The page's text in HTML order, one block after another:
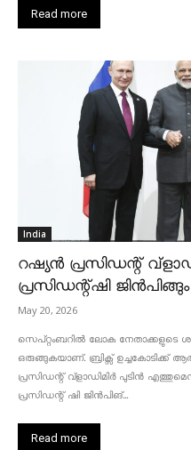
Read more
India
റഷ്യൻ പ്രസിഡന്റ്
പ്രസിഡന്റ്ഷി
May 20, 2026
സെപ്റ്റംബറിൽ ലോക നേതാക്കളുടെ
ഒരുങ്ങുകയാണ്. ബ്രിക്സ് ഉച്ചകോടിക്ക്
പ്രസിഡന്റ് വ്‌ളാഡിമിർ പുടിൻ
പ്രസിഡന്റ് ഷി ജിൻപിങ്...
Read more